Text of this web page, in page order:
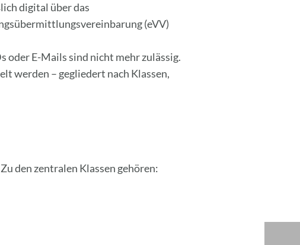
digital über das
(eVV)
oder E-Mails sind nicht mehr zulässig.
werden – gegliedert nach Klassen,
den zentralen Klassen gehören: